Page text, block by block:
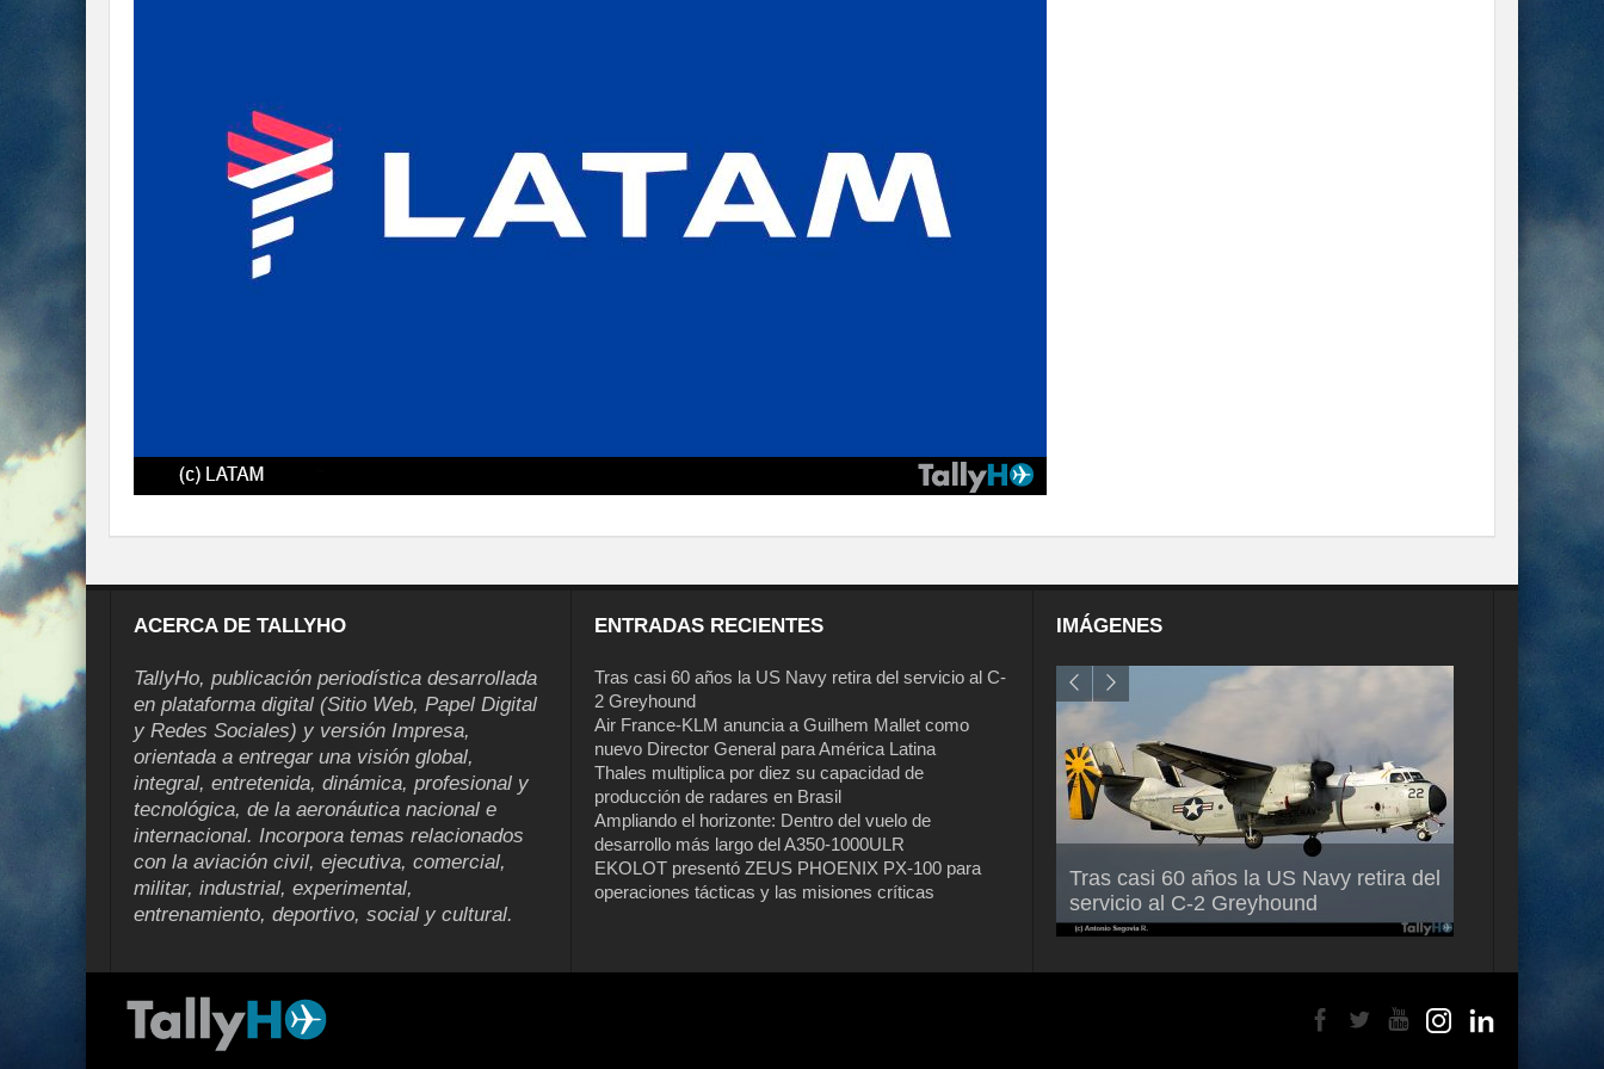
ACERCA DE TALLYHO
TallyHo, publicación periodística desarrollada
en plataforma digital (Sitio Web, Papel Digital
y Redes Sociales) y versión Impresa,
orientada a entregar una visión global,
integral, entretenida, dinámica, profesional y
tecnológica, de la aeronáutica nacional e
internacional. Incorpora temas relacionados
con la aviación civil, ejecutiva, comercial,
militar, industrial, experimental,
entrenamiento, deportivo, social y cultural.
ENTRADAS RECIENTES
Tras casi 60 años la US Navy retira del servicio al C-
2 Greyhound
Air France-KLM anuncia a Guilhem Mallet como
nuevo Director General para América Latina
Thales multiplica por diez su capacidad de
producción de radares en Brasil
Ampliando el horizonte: Dentro del vuelo de
desarrollo más largo del A350-1000ULR
EKOLOT presentó ZEUS PHOENIX PX-100 para
operaciones tácticas y las misiones críticas
IMÁGENES
Tras casi 60 años la US Navy retira del
servicio al C-2 Greyhound
Air France-KLM anuncia a Guilhem
Mallet como nuevo Director General
para América Latina